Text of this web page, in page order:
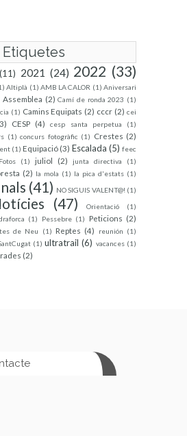
Etiquetes
(11) 2021 (24) 2022 (33)
Altiplà (1) AMB LA CALOR (1) Aniversari
Assemblea (2) Camí de ronda 2023 (1)
(1) Camins Equipats (2) cccr (2) cei
CESP (4) cesp santa perpetua
(1)
(1) concurs fotogràfic (1) Crestes (2)
(1) Equipació (3) Escalada (5) feec
Fotos (1) juliol (2) junta directiva (1)
(2) la mola (1) la pica d'estats (1)
(41) NO SIGUIS VALENT@! (1)
(47) Orientació (1)
(1) Pessebre (1) Peticions (2)
de Neu (1) Reptes (4) reunión (1)
(1) ultratrail (6) vacances (1)
(2)